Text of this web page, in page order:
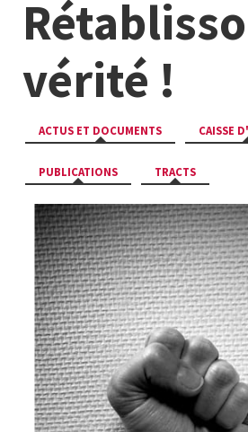
vérité !
ACTUS ET DOCUMENTS CAISSE
PUBLICATIONS TRACTS